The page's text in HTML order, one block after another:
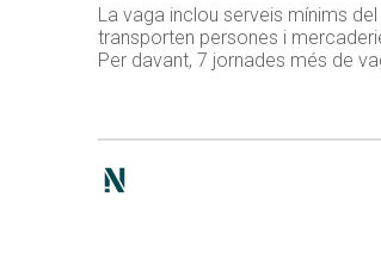
La vaga inclou serveis mínims
transporten persones i
Per davant, 7 jornades més de